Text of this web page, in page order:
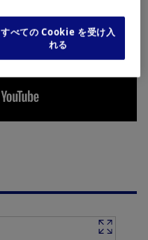
すべての Cookie を受け入
れる